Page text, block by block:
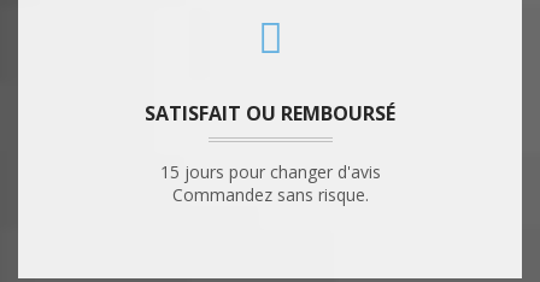
SATISFAIT OU REMBOURSÉ
15 jours pour changer d'avis
Commandez sans risque.